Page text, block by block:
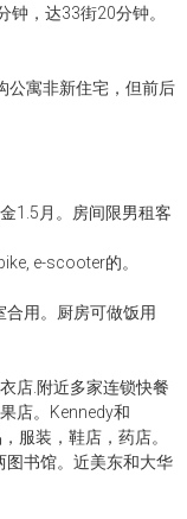
钟，达33街20分钟。
公寓非新住宅，但前后
1.5月。房间限男租客
e-scooter的。
合用。厨房可做饭用
店.附近多家连锁快餐
店。Kennedy和
服装，鞋店，药店。
图书馆。近美东和大华